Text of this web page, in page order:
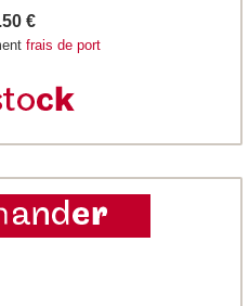
€
frais de port